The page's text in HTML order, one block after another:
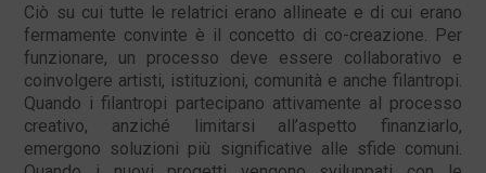
Ciò su cui tutte le relatrici erano allineate e di cui erano
fermamente convinte è il concetto di co-creazione. Per
funzionare, un processo deve essere collaborativo e
coinvolgere artisti, istituzioni, comunità e anche filantropi.
Quando i filantropi partecipano attivamente al processo
creativo, anziché limitarsi all’aspetto finanziarlo,
emergono soluzioni più significative alle sfide comuni.